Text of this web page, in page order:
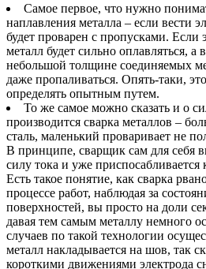
Самое первое, что нужно
наплавления металла – если вести
будет проварен с пропусками. Если
металл будет сильно оплавляться, а
небольшой толщине соединяемых
даже пропаливаться. Опять-таки,
определять опытным путем.
То же самое можно сказать и о
производится сварка металлов –
сталь, маленький проваривает не
В принципе, сварщик сам для себя
силу тока и уже приспосабливается
Есть такое понятие, как сварка
процессе работ, наблюдая за
поверхностей, вы просто на доли
давая тем самым металлу немного
случаев по такой технологии
металл накладывается на шов, так
короткими движениями электрода